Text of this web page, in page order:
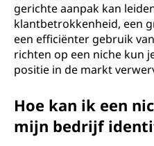
gerichte aanpak kan
klantbetrokkenheid, een
een efficiënter gebruik
richten op een niche kun
positie in de markt
Hoe kan ik een
mijn bedrijf